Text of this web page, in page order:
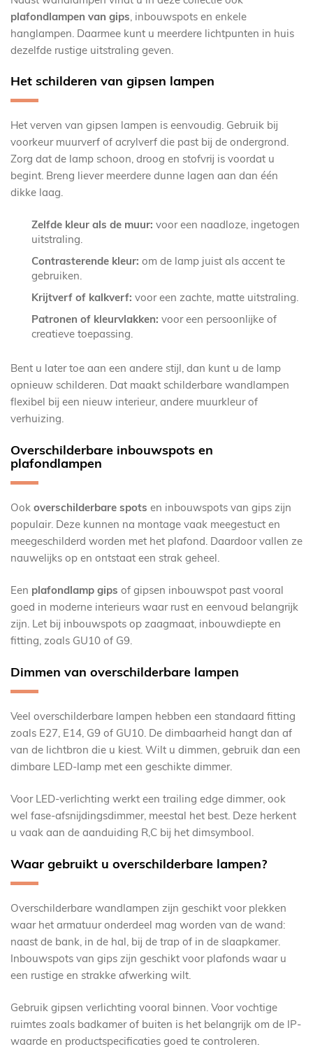
plafondlampen van gips, inbouwspots en enkele
hanglampen. Daarmee kunt u meerdere lichtpunten in huis
dezelfde rustige uitstraling geven.
Het schilderen van gipsen lampen
Het verven van gipsen lampen is eenvoudig. Gebruik bij
voorkeur muurverf of acrylverf die past bij de ondergrond.
Zorg dat de lamp schoon, droog en stofvrij is voordat u
begint. Breng liever meerdere dunne lagen aan dan één
dikke laag.
Zelfde kleur als de muur: voor een naadloze, ingetogen
uitstraling.
Contrasterende kleur: om de lamp juist als accent te
gebruiken.
Krijtverf of kalkverf: voor een zachte, matte uitstraling.
Patronen of kleurvlakken: voor een persoonlijke of
creatieve toepassing.
Bent u later toe aan een andere stijl, dan kunt u de lamp
opnieuw schilderen. Dat maakt schilderbare wandlampen
flexibel bij een nieuw interieur, andere muurkleur of
verhuizing.
Overschilderbare inbouwspots en
plafondlampen
Ook overschilderbare spots en inbouwspots van gips zijn
populair. Deze kunnen na montage vaak meegestuct en
meegeschilderd worden met het plafond. Daardoor vallen ze
nauwelijks op en ontstaat een strak geheel.
Een plafondlamp gips of gipsen inbouwspot past vooral
goed in moderne interieurs waar rust en eenvoud belangrijk
zijn. Let bij inbouwspots op zaagmaat, inbouwdiepte en
fitting, zoals GU10 of G9.
Dimmen van overschilderbare lampen
Veel overschilderbare lampen hebben een standaard fitting
zoals E27, E14, G9 of GU10. De dimbaarheid hangt dan af
van de lichtbron die u kiest. Wilt u dimmen, gebruik dan een
dimbare LED-lamp met een geschikte dimmer.
Voor LED-verlichting werkt een trailing edge dimmer, ook
wel fase-afsnijdingsdimmer, meestal het best. Deze herkent
u vaak aan de aanduiding R,C bij het dimsymbool.
Waar gebruikt u overschilderbare lampen?
Overschilderbare wandlampen zijn geschikt voor plekken
waar het armatuur onderdeel mag worden van de wand:
naast de bank, in de hal, bij de trap of in de slaapkamer.
Inbouwspots van gips zijn geschikt voor plafonds waar u
een rustige en strakke afwerking wilt.
Gebruik gipsen verlichting vooral binnen. Voor vochtige
ruimtes zoals badkamer of buiten is het belangrijk om de IP-
waarde en productspecificaties goed te controleren.